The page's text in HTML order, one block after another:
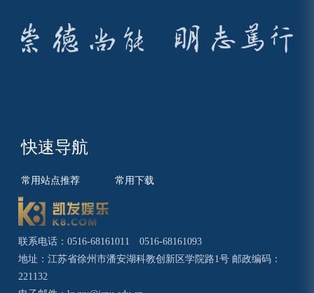
快速导航
常用站点推荐 常用下载
联系电话：0516-68161011 0516-68161093
地址：江苏省徐州市潘安湖科教创新区学院路1号 邮政编码：
221132